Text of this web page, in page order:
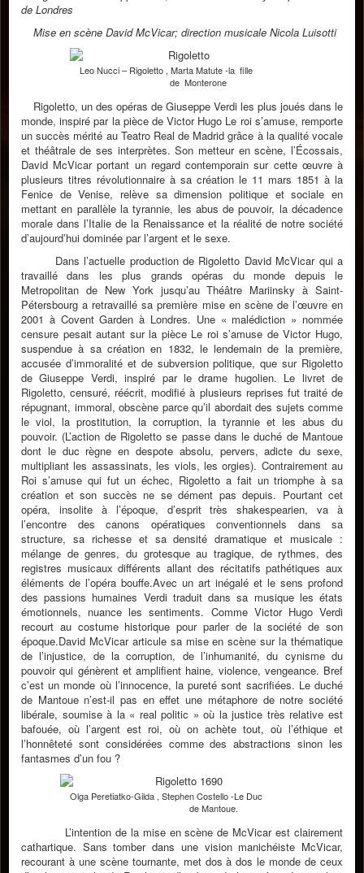
de Londres
Mise en scène David McVicar; direction musicale Nicola Luisotti
Leo Nucci – Rigoletto , Marta Matute -la fille
de Monterone
Rigoletto, un des opéras de Giuseppe Verdi les plus joués dans le
monde, inspiré par la pièce de Victor Hugo Le roi s’amuse, remporte
un succès mérité au Teatro Real de Madrid grâce à la qualité vocale
et théâtrale de ses interprètes. Son metteur en scène, l’Écossais,
David McVicar portant un regard contemporain sur cette œuvre à
plusieurs titres révolutionnaire à sa création le 11 mars 1851 à la
Fenice de Venise, relève sa dimension politique et sociale en
mettant en parallèle la tyrannie, les abus de pouvoir, la décadence
morale dans l’Italie de la Renaissance et la réalité de notre société
d’aujourd’hui dominée par l’argent et le sexe.
Dans l’actuelle production de Rigoletto David McVicar qui a
travaillé dans les plus grands opéras du monde depuis le
Metropolitan de New York jusqu’au Théâtre Mariinsky à Saint-
Pétersbourg a retravaillé sa première mise en scène de l’œuvre en
2001 à Covent Garden à Londres. Une « malédiction » nommée
censure pesait autant sur la pièce Le roi s’amuse de Victor Hugo,
suspendue à sa création en 1832, le lendemain de la première,
accusée d’immoralité et de subversion politique, que sur Rigoletto
de Giuseppe Verdi, inspiré par le drame hugolien. Le livret de
Rigoletto, censuré, réécrit, modifié à plusieurs reprises fut traité de
répugnant, immoral, obscène parce qu’il abordait des sujets comme
le viol, la prostitution, la corruption, la tyrannie et les abus du
pouvoir. (L’action de Rigoletto se passe dans le duché de Mantoue
dont le duc règne en despote absolu, pervers, adicte du sexe,
multipliant les assassinats, les viols, les orgies). Contrairement au
Roi s’amuse qui fut un échec, Rigoletto a fait un triomphe à sa
création et son succès ne se dément pas depuis. Pourtant cet
opéra, insolite à l’époque, d’esprit très shakespearien, va à
l’encontre des canons opératiques conventionnels dans sa
structure, sa richesse et sa densité dramatique et musicale :
mélange de genres, du grotesque au tragique, de rythmes, des
registres musicaux différents allant des récitatifs pathétiques aux
éléments de l’opéra bouffe.Avec un art inégalé et le sens profond
des passions humaines Verdi traduit dans sa musique les états
émotionnels, nuance les sentiments. Comme Victor Hugo Verdi
recourt au costume historique pour parler de la société de son
époque.David McVicar articule sa mise en scène sur la thématique
de l’injustice, de la corruption, de l’inhumanité, du cynisme du
pouvoir qui génèrent et amplifient haine, violence, vengeance. Bref
c’est un monde où l’innocence, la pureté sont sacrifiées. Le duché
de Mantoue n’est-il pas en effet une métaphore de notre société
libérale, soumise à la « real politic » où la justice très relative est
bafouée, où l’argent est roi, où on achète tout, où l’éthique et
l’honnêteté sont considérées comme des abstractions sinon les
fantasmes d’un fou ?
Olga Peretiatko-Gilda , Stephen Costello -Le Duc
de Mantoue.
L’intention de la mise en scène de McVicar est clairement
cathartique. Sans tomber dans une vision manichéiste McVicar,
recourant à une scène tournante, met dos à dos le monde de ceux